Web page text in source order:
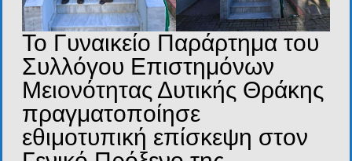
Το Γυναικείο Παράρτημα του
Συλλόγου Επιστημόνων
Μειονότητας Δυτικής Θράκης
πραγματοποίησε
εθιμοτυπική επίσκεψη στον